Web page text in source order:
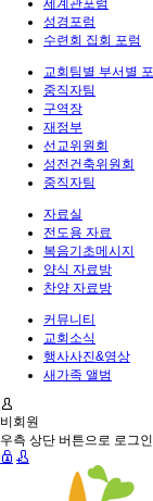
세계관포럼
성경포럼
수련회 집회 포럼
교회팀별 부서별
중직자팀
구역장
재정부
선교위원회
성전건축위원회
중직자팀
자료실
전도용 자료
복음기초메시지
양식 자료방
찬양 자료방
커뮤니티
교회소식
행사사진&영상
새가족 앨범
비회원
우측 상단 버튼으로 로그